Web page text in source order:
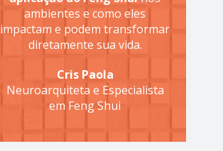
ambientes e como eles
impactam e podem transformar
diretamente sua vida.
Cris Paola
Neuroarquiteta e Especialista
em Feng Shui